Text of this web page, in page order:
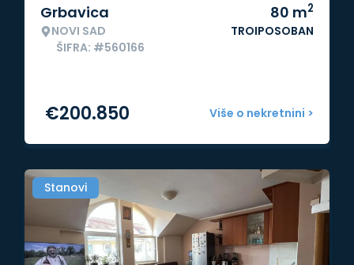
Grbavica
NOVI SAD
ŠIFRA: #560166
80 m2
TROIPOSOBAN
Više o nekretnini >
€200.850
Stanovi